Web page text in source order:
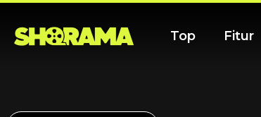
Top Fitur